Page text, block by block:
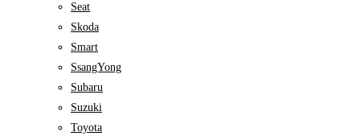
Seat
Skoda
Smart
SsangYong
Subaru
Suzuki
Toyota